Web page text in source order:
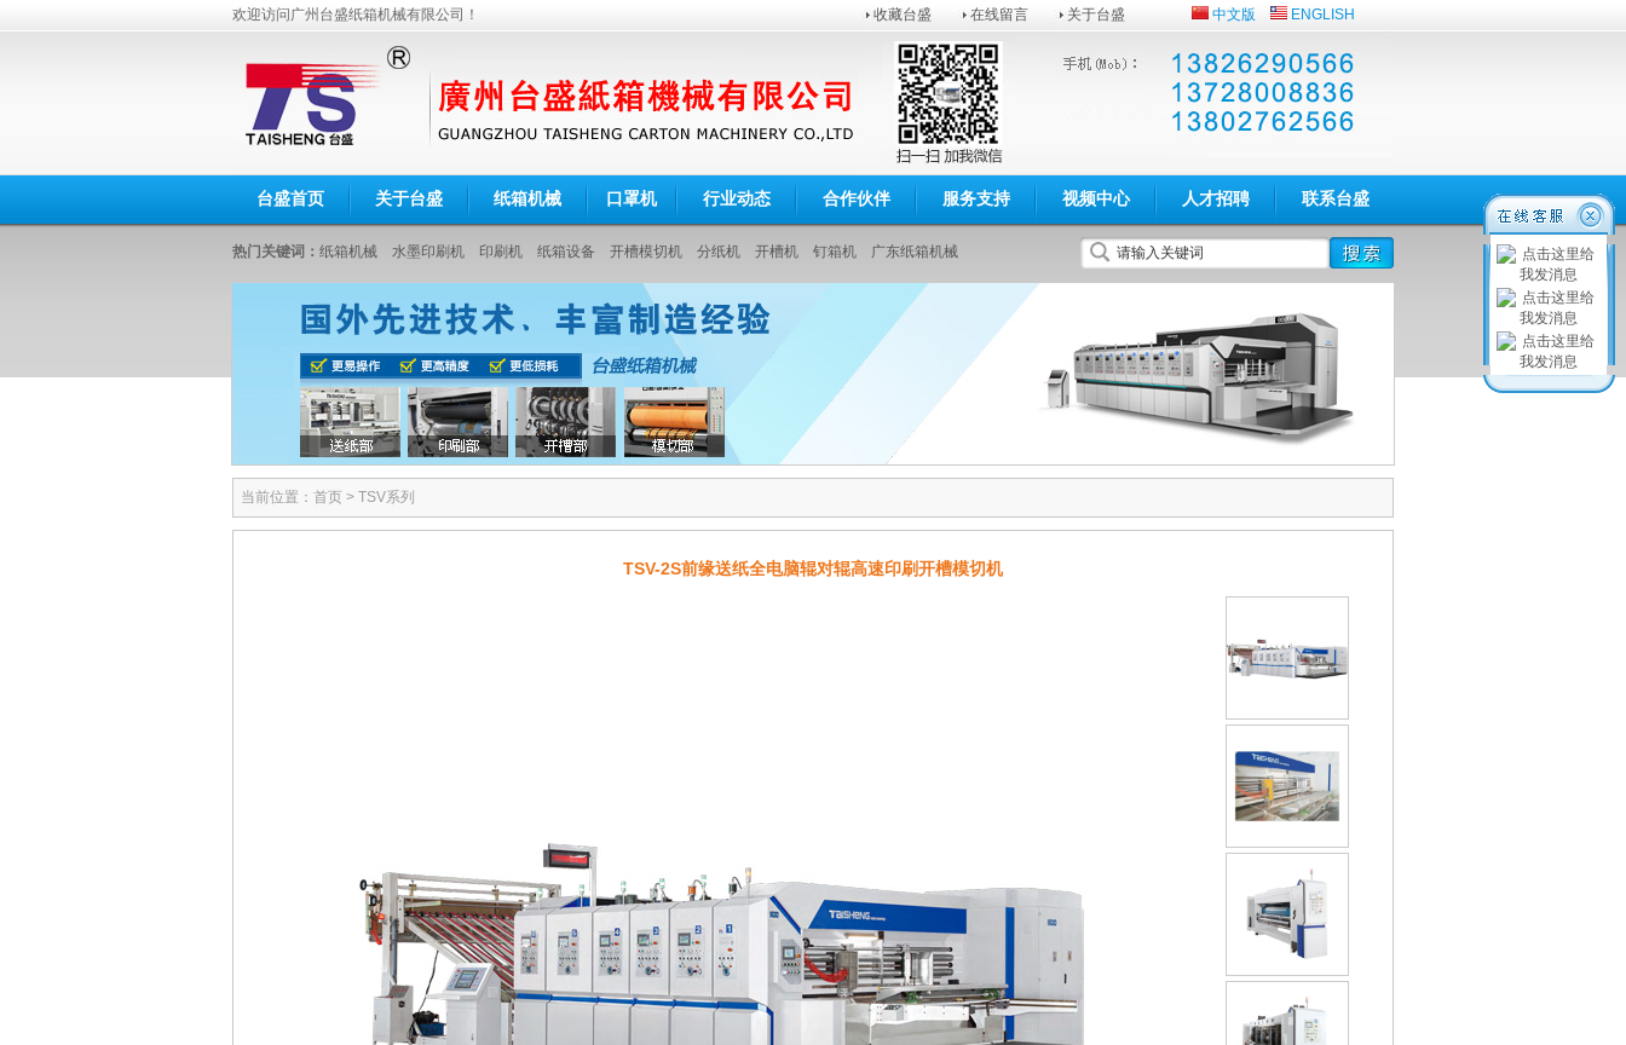
欢迎访问广州台盛纸箱机械有限公司！ 收藏台盛 在线留言 关于台盛 中文版 ENGLISH
台盛首页 关于台盛 纸箱机械 口罩机 行业动态 合作伙伴 服务支持 视频中心 人才招聘 联系台盛
热门关键词： 纸箱机械 水墨印刷机 印刷机 纸箱设备 开槽模切机 分纸机 开槽机 钉箱机 广东纸箱机械
当前位置： 首页 > TSV系列
TSV-2S前缘送纸全电脑辊对辊高速印刷开槽模切机